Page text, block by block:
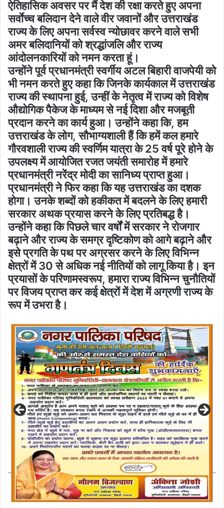
ऐतिहासिक अवसर पर मैं देश की रक्षा करते हुए अपना
सर्वाेच्च बलिदान देने वाले वीर जवानों और उत्तराखंड
राज्य के लिए अपना सर्वस्व न्योछावर करने वाले सभी
अमर बलिदानियों को श्रद्धांजलि और राज्य
आंदोलनकारियों को नमन करता हूं।
उन्होंने पूर्व प्रधानमंत्री स्वर्गीय अटल बिहारी वाजपेयी को
भी नमन करते हुए कहा कि जिनके कार्यकाल में उत्तराखंड
राज्य की स्थापना हुई, उन्हीं के नेतृत्व में राज्य को विशेष
औद्योगिक पैकेज के माध्यम से नई दिशा और मजबूती
प्रदान करने का कार्य हुआ। उन्होंने कहा कि, हम
उत्तराखंड के लोग, सौभाग्यशाली हैं कि हमें कल हमारे
गौरवशाली राज्य की स्वर्णिम यात्रा के 25 वर्ष पूरे होने के
उपलक्ष्य में आयोजित रजत जयंती समारोह में हमारे
प्रधानमंत्री नरेंद्र मोदी का सानिध्य प्राप्त हुआ।
प्रधानमंत्री ने फिर कहा कि यह उत्तराखंड का दशक
होगा। उनके शब्दों को हकीकत में बदलने के लिए हमारी
सरकार अथक प्रयास करने के लिए प्रतिबद्ध है।
उन्होंने कहा कि पिछले चार वर्षों में सरकार ने रोजगार
बढ़ाने और राज्य के समग्र दृष्टिकोण को आगे बढ़ाने और
इसे प्रगति के पथ पर अग्रसर करने के लिए विभिन्न
क्षेत्रों में 30 से अधिक नई नीतियों को लागू किया है। इन
प्रयासों के परिणामस्वरूप, हमारा राज्य विभिन्न चुनौतियों
पर विजय प्राप्त कर कई क्षेत्रों में देश में अग्रणी राज्य के
रूप में उभरा है।